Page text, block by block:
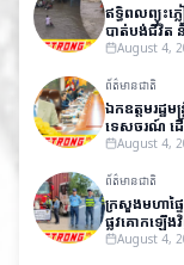
ឥទ្ធិពលព្យុះ
បាត់បង់ជីវិត
August 4,
ព័ត៌មានជាតិ
ឯកឧត្តមរដ្ឋ
ទេសចរណ៍ ដើម្
August 4,
ព័ត៌មានជាតិ
ក្រសួងមហាផ្ទ
ផ្លូវគោកឡើង
August 4,